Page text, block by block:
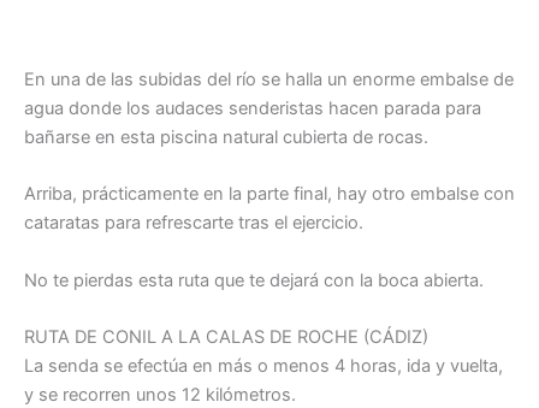
En una de las subidas del río se halla un enorme embalse de
agua donde los audaces senderistas hacen parada para
bañarse en esta piscina natural cubierta de rocas.
Arriba, prácticamente en la parte final, hay otro embalse con
cataratas para refrescarte tras el ejercicio.
No te pierdas esta ruta que te dejará con la boca abierta.
RUTA DE CONIL A LA CALAS DE ROCHE (CÁDIZ)
La senda se efectúa en más o menos 4 horas, ida y vuelta,
y se recorren unos 12 kilómetros.